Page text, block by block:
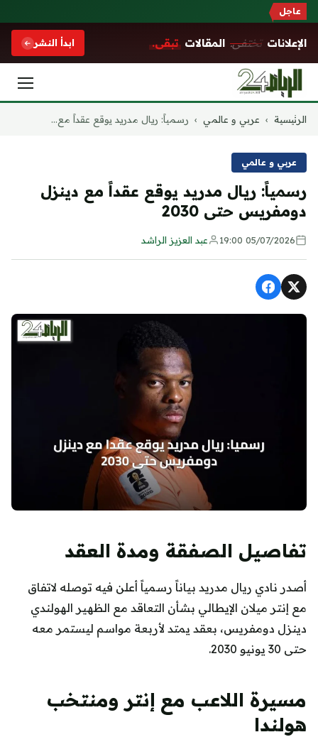
عاجل
الإعلانات تختفي. المقالات تبقى. ابدأ النشر
التجاوز
الرئيسية › عربي و عالمي › رسمياً: ريال مدريد يوقع عقداً مع...
عربي و عالمي
رسمياً: ريال مدريد يوقع عقداً مع دينزل
دومفريس حتى 2030
05/07/2026 19:00 عبد العزيز الراشد
تفاصيل الصفقة ومدة العقد
أصدر نادي ريال مدريد بياناً رسمياً أعلن فيه توصله لاتفاق
مع إنتر ميلان الإيطالي بشأن التعاقد مع الظهير الهولندي
دينزل دومفريس، بعقد يمتد لأربعة مواسم ليستمر معه
حتى 30 يونيو 2030.
مسيرة اللاعب مع إنتر ومنتخب
هولندا